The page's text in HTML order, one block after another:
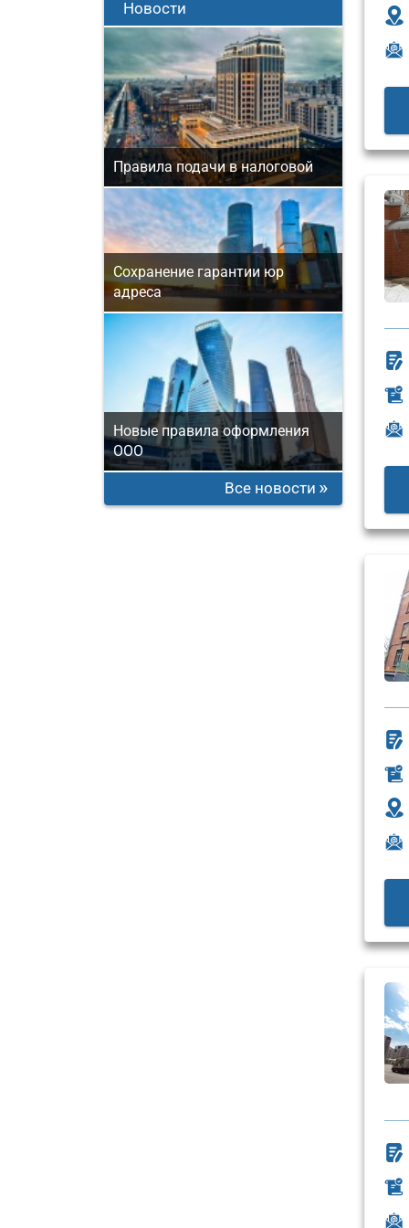
Новости
Правила подачи в налоговой
Сохранение гарантии юр
адреса
Новые правила оформления
ООО
Все новости